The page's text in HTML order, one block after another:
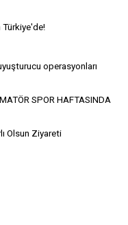
operasyonları
SPOR HAFTASINDA
Olsun Ziyareti